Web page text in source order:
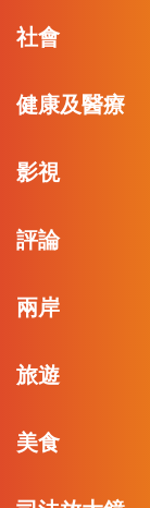
社會
健康及醫療
影視
評論
兩岸
旅遊
美食